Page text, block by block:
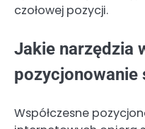
czołowej pozycji.
Jakie narzędzia
pozycjonowanie
Współczesne